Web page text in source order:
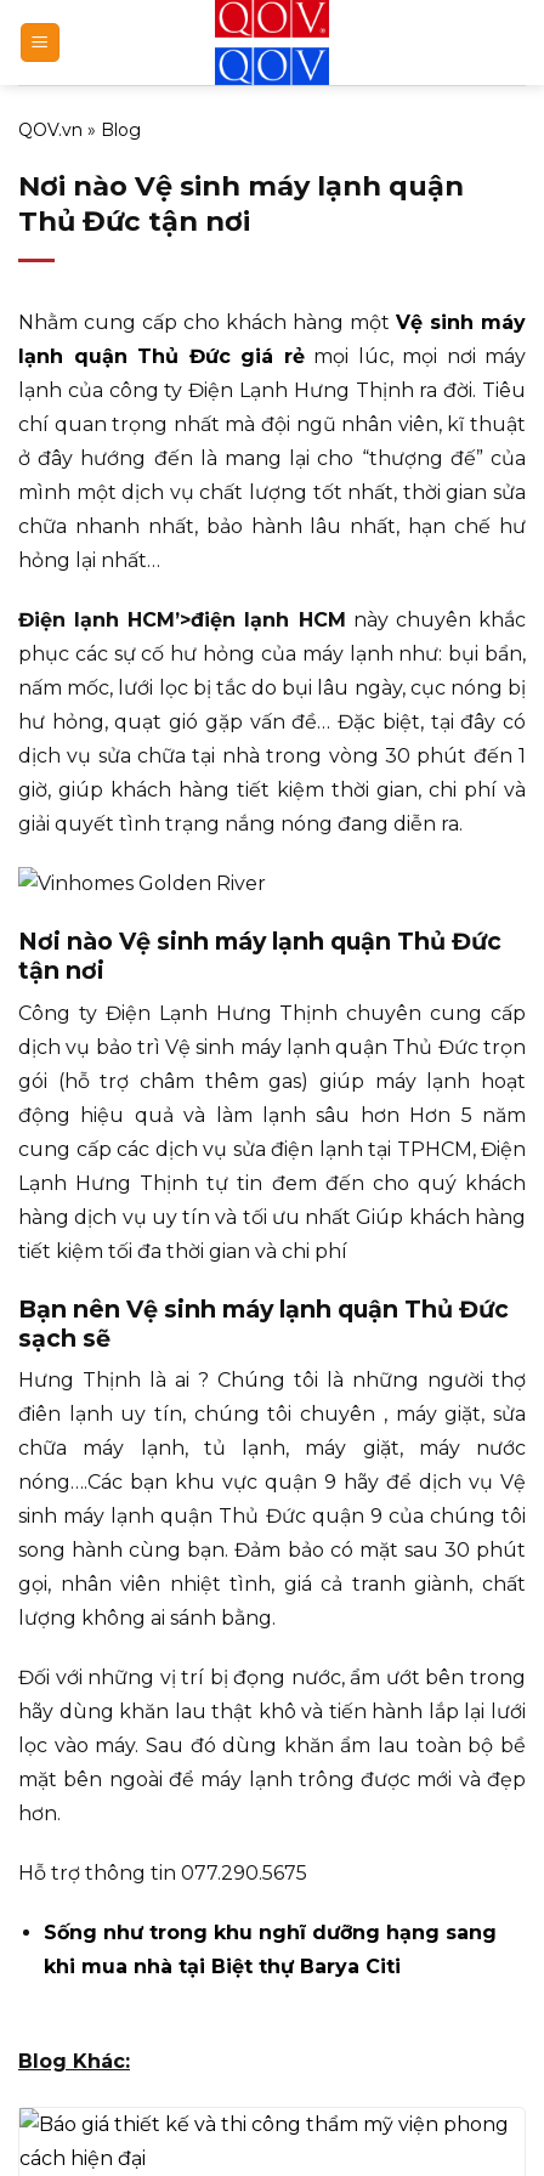
qua
nội
dung
QOV.vn » Blog
Nơi nào Vệ sinh máy lạnh quận
Thủ Đức tận nơi
Nhằm cung cấp cho khách hàng một Vệ sinh máy
lạnh quận Thủ Đức giá rẻmọi lúc, mọi nơi máy
lạnh của công ty Điện Lạnh Hưng Thịnh ra đời. Tiêu
chí quan trọng nhất mà đội ngũ nhân viên, kĩ thuật
ở đây hướng đến là mang lại cho “thượng đế” của
mình một dịch vụ chất lượng tốt nhất, thời gian sửa
chữa nhanh nhất, bảo hành lâu nhất, hạn chế hư
hỏng lại nhất…
Điện lạnh HCM’>điện lạnh HCM này chuyên khắc
phục các sự cố hư hỏng của máy lạnh như: bụi bẩn,
nấm mốc, lưới lọc bị tắc do bụi lâu ngày, cục nóng bị
hư hỏng, quạt gió gặp vấn đề… Đặc biệt, tại đây có
dịch vụ sửa chữa tại nhà trong vòng 30 phút đến 1
giờ, giúp khách hàng tiết kiệm thời gian, chi phí và
giải quyết tình trạng nắng nóng đang diễn ra.
Nơi nào Vệ sinh máy lạnh quận Thủ Đức
tận nơi
Công ty Điện Lạnh Hưng Thịnh chuyên cung cấp
dịch vụ bảo trì Vệ sinh máy lạnh quận Thủ Đức trọn
gói (hỗ trợ châm thêm gas) giúp máy lạnh hoạt
động hiệu quả và làm lạnh sâu hơn Hơn 5 năm
cung cấp các dịch vụ sửa điện lạnh tại TPHCM, Điện
Lạnh Hưng Thịnh tự tin đem đến cho quý khách
hàng dịch vụ uy tín và tối ưu nhất Giúp khách hàng
tiết kiệm tối đa thời gian và chi phí
Bạn nên Vệ sinh máy lạnh quận Thủ Đức
sạch sẽ
Hưng Thịnh là ai ? Chúng tôi là những người thợ
điên lạnh uy tín, chúng tôi chuyên , máy giặt, sửa
chữa máy lạnh, tủ lạnh, máy giặt, máy nước
nóng….Các bạn khu vực quận 9 hãy để dịch vụ Vệ
sinh máy lạnh quận Thủ Đức quận 9 của chúng tôi
song hành cùng bạn. Đảm bảo có mặt sau 30 phút
gọi, nhân viên nhiệt tình, giá cả tranh giành, chất
lượng không ai sánh bằng.
Đối với những vị trí bị đọng nước, ẩm ướt bên trong
hãy dùng khăn lau thật khô và tiến hành lắp lại lưới
lọc vào máy. Sau đó dùng khăn ẩm lau toàn bộ bề
mặt bên ngoài để máy lạnh trông được mới và đẹp
hơn.
Hỗ trợ thông tin 077.290.5675
Sống như trong khu nghĩ dưỡng hạng sang
khi mua nhà tại Biệt thự Barya Citi
Blog Khác: